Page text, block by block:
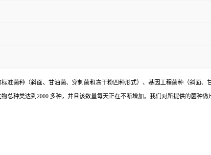
准菌种（斜面、甘油菌、穿刺菌和冻干粉四种形式）、基因工程菌种（斜面
种类达到2000 多种，并且该数量每天正在不断增加。我们对所提供的菌种做